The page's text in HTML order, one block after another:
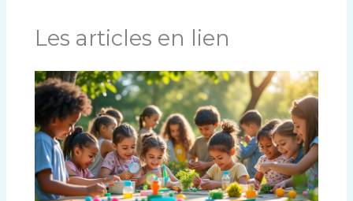
Les articles en lien